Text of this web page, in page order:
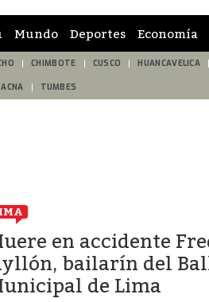
Mundo Deportes Economía
CHIMBOTE CUSCO HUANCAVELICA
TUMBES
en accidente
bailarín del
de Lima